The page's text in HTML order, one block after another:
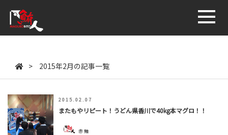
> 2015年2月の記事一覧
2015.02.07
またもやリピート！うどん県香川で40kg本マグロ！！
赤鮪